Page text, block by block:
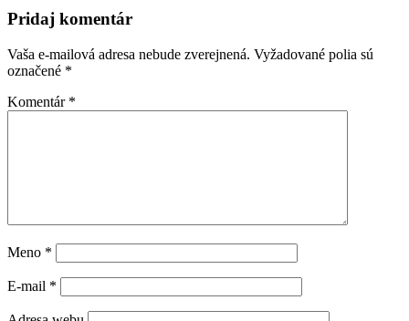
Pridaj komentár
Vaša e-mailová adresa nebude zverejnená. Vyžadované polia sú
označené *
Komentár *
Meno *
E-mail *